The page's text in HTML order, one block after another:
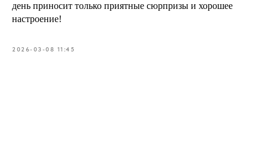
день приносит только приятные сюрпризы и хорошее
настроение!
2026-03-08 11:45